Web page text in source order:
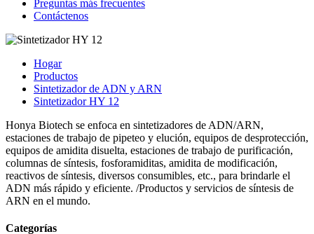
Preguntas más frecuentes
Contáctenos
Hogar
Productos
Sintetizador de ADN y ARN
Sintetizador HY 12
Honya Biotech se enfoca en sintetizadores de ADN/ARN,
estaciones de trabajo de pipeteo y elución, equipos de desprotección,
equipos de amidita disuelta, estaciones de trabajo de purificación,
columnas de síntesis, fosforamiditas, amidita de modificación,
reactivos de síntesis, diversos consumibles, etc., para brindarle el
ADN más rápido y eficiente. /Productos y servicios de síntesis de
ARN en el mundo.
Categorías